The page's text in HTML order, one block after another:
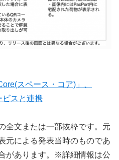
スペース・コア)」、
ビスと連携
全文または一部抜粋です。元
元による発表当時のものであ
があります。※詳細情報は公